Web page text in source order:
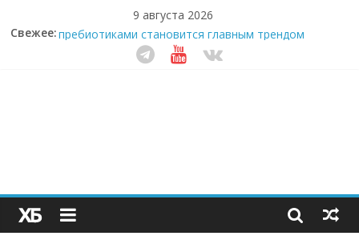
9 августа 2026
Свежее:Секрет супергидратации: почему кокосовая вода с
пребиотиками становится главным трендом
здорового питания
сливки меняют утренний ритуал
Как простая наклейка заставляет миллионы людей
не забывать о самом важном креме этим летом